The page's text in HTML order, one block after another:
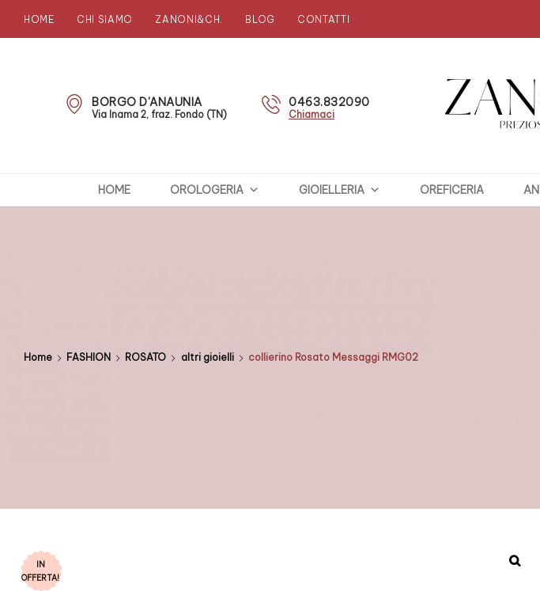
HOME CHI SIAMO ZANONI&CH. BLOG CONTATTI
BORGO D'ANAUNIA
Via Inama 2, fraz. Fondo (TN)
0463.832090
Chiamaci
HOME OROLOGERIA GIOIELLERIA OREFICERIA
Home FASHION ROSATO altri gioielli collierino Rosato Messaggi RMG02
IN
OFFERTA!